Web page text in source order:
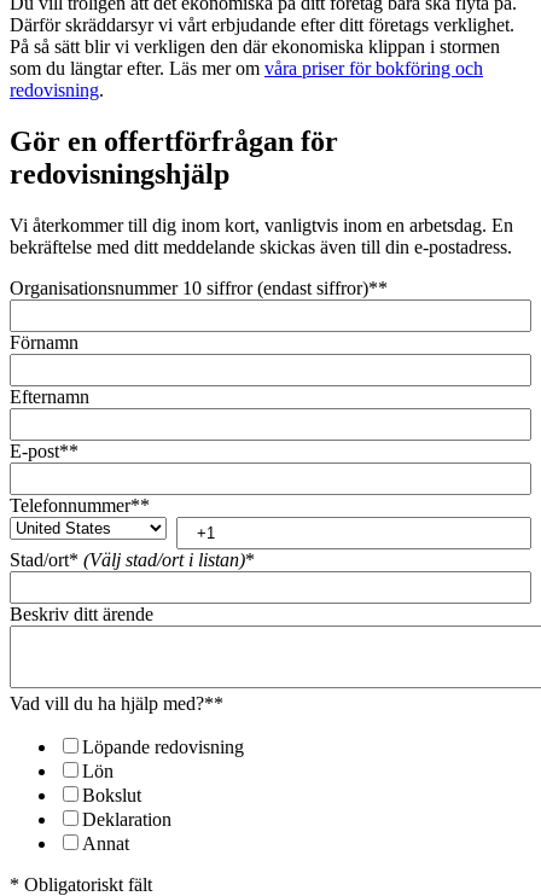
Därför skräddarsyr vi vårt erbjudande efter ditt företags verklighet.
På så sätt blir vi verkligen den där ekonomiska klippan i stormen
som du längtar efter. Läs mer om våra priser för bokföring och
redovisning.
Gör en offertförfrågan för
redovisningshjälp
Vi återkommer till dig inom kort, vanligtvis inom en arbetsdag. En
bekräftelse med ditt meddelande skickas även till din e-postadress.
Organisationsnummer 10 siffror (endast siffror)**
Förnamn
Efternamn
E-post**
Telefonnummer**
Stad/ort* (Välj stad/ort i listan)*
Beskriv ditt ärende
Vad vill du ha hjälp med?**
Löpande redovisning
Lön
Bokslut
Deklaration
Annat
* Obligatoriskt fält